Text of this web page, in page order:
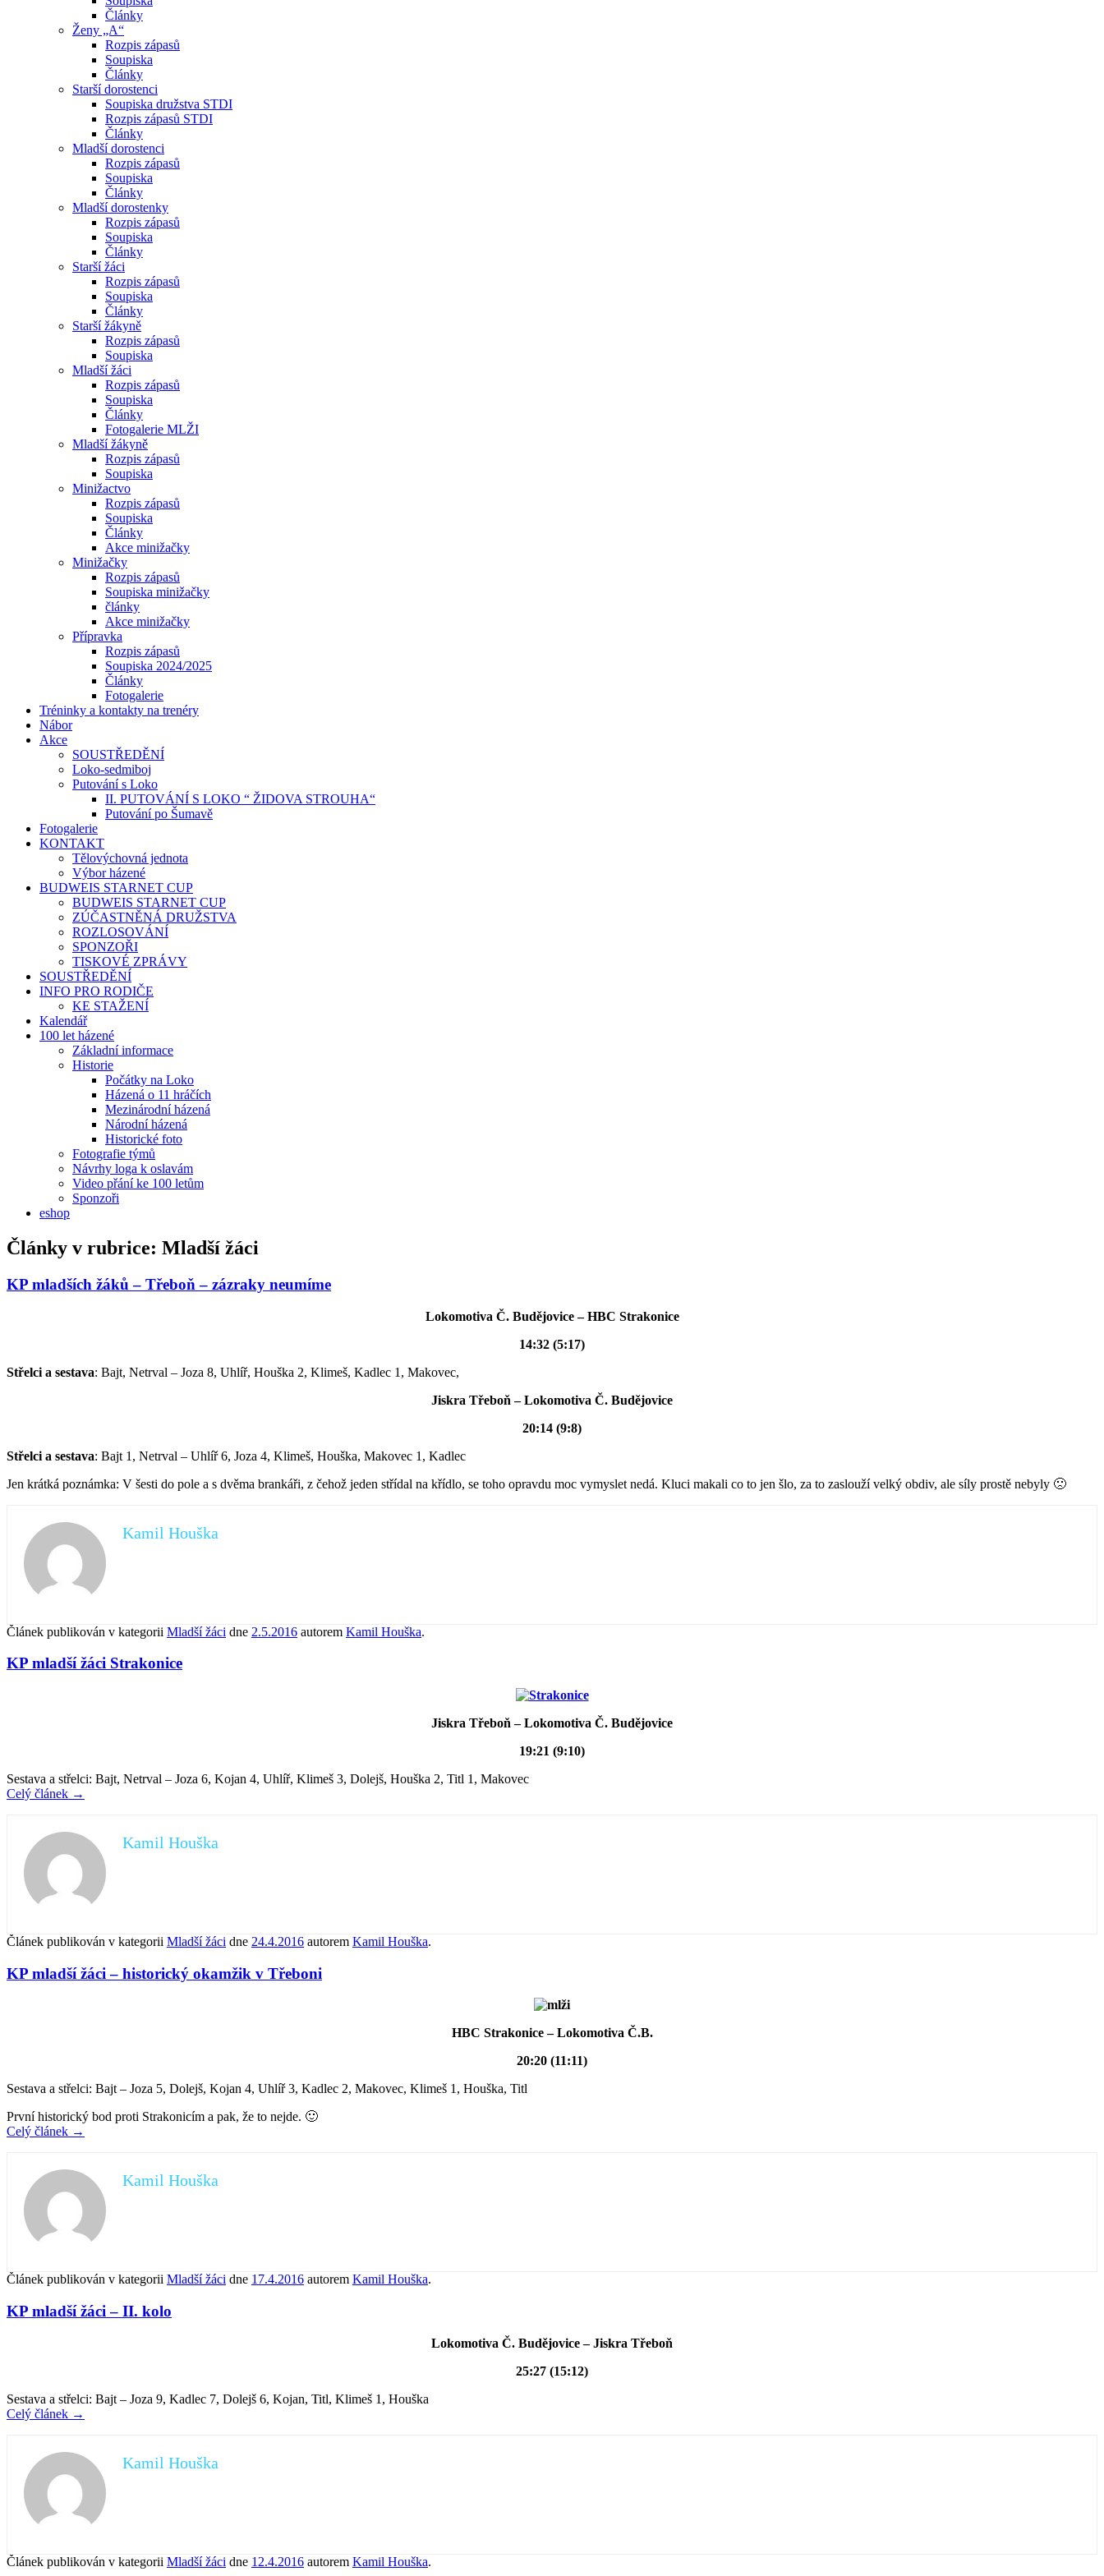
Články
Ženy „A“
Rozpis zápasů
Soupiska
Články
Starší dorostenci
Soupiska družstva STDI
Rozpis zápasů STDI
Články
Mladší dorostenci
Rozpis zápasů
Soupiska
Články
Mladší dorostenky
Rozpis zápasů
Soupiska
Články
Starší žáci
Rozpis zápasů
Soupiska
Články
Starší žákyně
Rozpis zápasů
Soupiska
Mladší žáci
Rozpis zápasů
Soupiska
Články
Fotogalerie MLŽI
Mladší žákyně
Rozpis zápasů
Soupiska
Minižactvo
Rozpis zápasů
Soupiska
Články
Akce minižačky
Minižačky
Rozpis zápasů
Soupiska minižačky
články
Akce minižačky
Přípravka
Rozpis zápasů
Soupiska 2024/2025
Články
Fotogalerie
Tréninky a kontakty na trenéry
Nábor
Akce
SOUSTŘEDĚNÍ
Loko-sedmiboj
Putování s Loko
II. PUTOVÁNÍ S LOKO “ ŽIDOVA STROUHA“
Putování po Šumavě
Fotogalerie
KONTAKT
Tělovýchovná jednota
Výbor házené
BUDWEIS STARNET CUP
BUDWEIS STARNET CUP
ZÚČASTNĚNÁ DRUŽSTVA
ROZLOSOVÁNÍ
SPONZOŘI
TISKOVÉ ZPRÁVY
SOUSTŘEDĚNÍ
INFO PRO RODIČE
KE STAŽENÍ
Kalendář
100 let házené
Základní informace
Historie
Počátky na Loko
Házená o 11 hráčích
Mezinárodní házená
Národní házená
Historické foto
Fotografie týmů
Návrhy loga k oslavám
Video přání ke 100 letům
Sponzoři
eshop
Články v rubrice: Mladší žáci
KP mladších žáků – Třeboň – zázraky neumíme
Lokomotiva Č. Budějovice – HBC Strakonice
14:32 (5:17)
Střelci a sestava: Bajt, Netrval – Joza 8, Uhlíř, Houška 2, Klimeš, Kadlec 1, Makovec,
Jiskra Třeboň – Lokomotiva Č. Budějovice
20:14 (9:8)
Střelci a sestava: Bajt 1, Netrval – Uhlíř 6, Joza 4, Klimeš, Houška, Makovec 1, Kadlec
Jen krátká poznámka: V šesti do pole a s dvěma brankáři, z čehož jeden střídal na křídlo, se toho opravdu moc vymyslet nedá. Kluci makali co to jen šlo, za to zaslouží velký obdiv, ale síly prostě nebyly 🙁
Kamil Houška
Článek publikován v kategorii Mladší žáci dne 2.5.2016 autorem Kamil Houška.
KP mladší žáci Strakonice
Jiskra Třeboň – Lokomotiva Č. Budějovice
19:21 (9:10)
Sestava a střelci: Bajt, Netrval – Joza 6, Kojan 4, Uhlíř, Klimeš 3, Dolejš, Houška 2, Titl 1, Makovec
Celý článek →
Kamil Houška
Článek publikován v kategorii Mladší žáci dne 24.4.2016 autorem Kamil Houška.
KP mladší žáci – historický okamžik v Třeboni
HBC Strakonice – Lokomotiva Č.B.
20:20 (11:11)
Sestava a střelci: Bajt – Joza 5, Dolejš, Kojan 4, Uhlíř 3, Kadlec 2, Makovec, Klimeš 1, Houška, Titl
První historický bod proti Strakonicím a pak, že to nejde. 🙂
Celý článek →
Kamil Houška
Článek publikován v kategorii Mladší žáci dne 17.4.2016 autorem Kamil Houška.
KP mladší žáci – II. kolo
Lokomotiva Č. Budějovice – Jiskra Třeboň
25:27 (15:12)
Sestava a střelci: Bajt – Joza 9, Kadlec 7, Dolejš 6, Kojan, Titl, Klimeš 1, Houška
Celý článek →
Kamil Houška
Článek publikován v kategorii Mladší žáci dne 12.4.2016 autorem Kamil Houška.